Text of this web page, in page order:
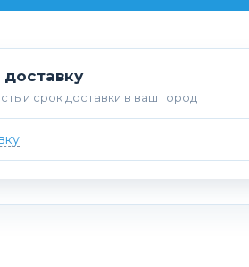
доставку
и срок доставки в ваш город